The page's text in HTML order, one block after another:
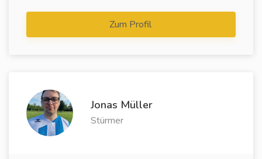
Zum Profil
Jonas Müller
Stürmer